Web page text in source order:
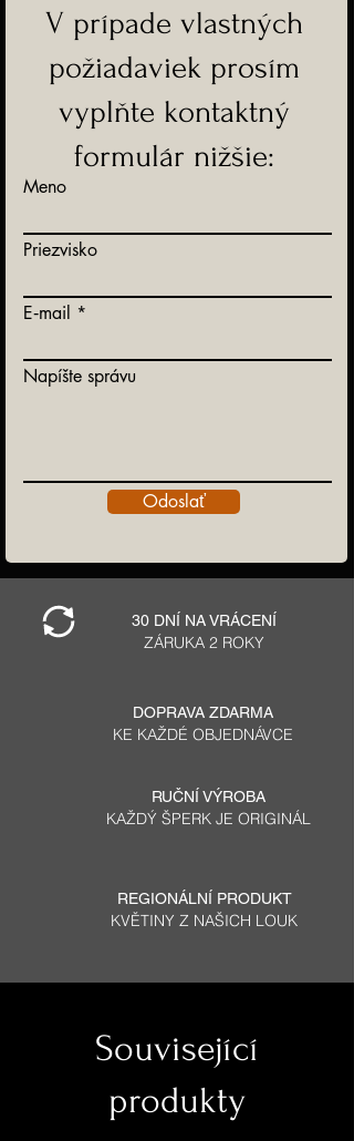
ocele.
-Doprava ZADARMO
V prípade vlastných
požiadaviek prosím
vyplňte kontaktný
formulár nižšie:
Meno
Priezvisko
E‑mail
Napíšte správu
Odoslať
30 DNÍ NA VRÁCENÍ
ZÁRUKA 2 ROKY
DOPRAVA ZDARMA
KE KAŽDÉ OBJEDNÁVCE
RUČNÍ VÝROBA
KAŽDÝ ŠPERK JE ORIGINÁL
REGIONÁLNÍ PRODUKT
KVĚTINY Z NAŠICH LOUK
Související
produkty